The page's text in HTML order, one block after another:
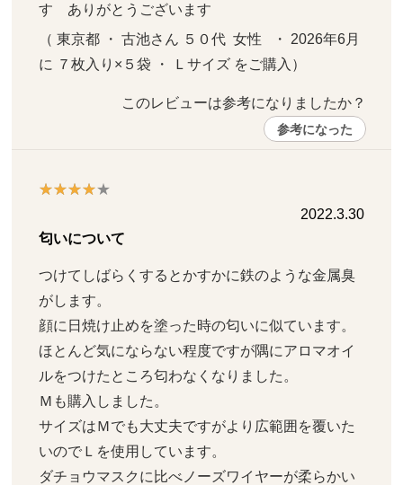
す　ありがとうございます
（ 東京都 ・ 古池さん ５０代  女性   ・ 2026年6月
に ７枚入り×５袋 ・ Ｌサイズ をご購入）
このレビューは参考になりましたか？
参考になった
2022.3.30
匂いについて
つけてしばらくするとかすかに鉄のような金属臭
がします。
顔に日焼け止めを塗った時の匂いに似ています。
ほとんど気にならない程度ですが隅にアロマオイ
ルをつけたところ匂わなくなりました。
Ｍも購入しました。
サイズはＭでも大丈夫ですがより広範囲を覆いた
いのでＬを使用しています。
ダチョウマスクに比べノーズワイヤーが柔らかい